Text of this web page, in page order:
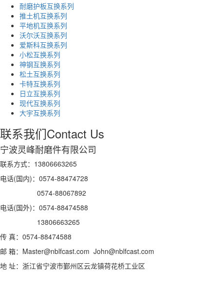
耐磨护板互换系列
推土机互换系列
平地机互换系列
沃尔沃互换系列
爱斯科互换系列
小松互换系列
神钢互换系列
松土互换系列
卡特互换系列
日立互换系列
现代互换系列
大宇互换系列
联系我们Contact Us
宁波灵峰耐磨件有限公司
联系方式：13806663265
电话(国内)：0574-88474728
0574-88067892
电话(国外)：0574-88474588
13806663265
传 真：0574-88474588
邮 箱：Master@nblfcast.com John@nblfcast.com
地 址：浙江省宁波市鄞州区云龙镇荷花桥工业区